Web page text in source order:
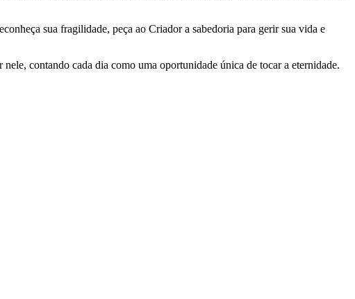
sua fragilidade, peça ao Criador a sabedoria para gerir sua vida e
contando cada dia como uma oportunidade única de tocar a eternidade.